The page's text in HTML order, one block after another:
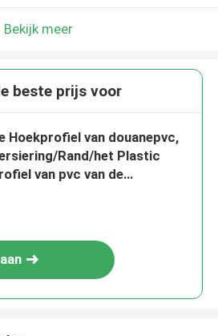
Bekijk meer
beste prijs voor
Hoekprofiel van douanepvc,
Rand/het Plastic
van pvc van de